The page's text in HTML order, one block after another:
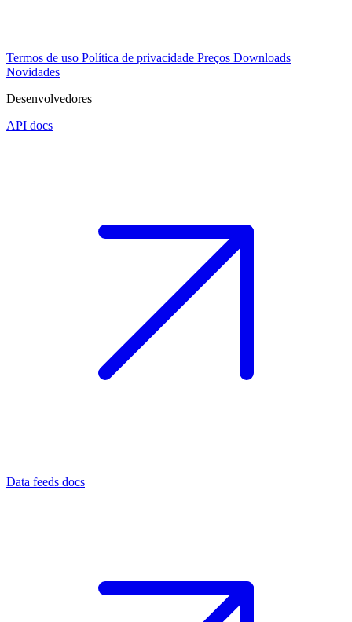
Termos de uso Política de privacidade Preços Downloads
Novidades
Desenvolvedores
API docs
Data feeds docs